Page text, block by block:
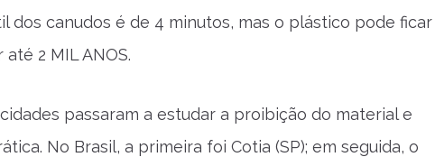
dos canudos é de 4 minutos, mas o plástico pode ficar
2 MIL ANOS.
passaram a estudar a proibição do material e
No Brasil, a primeira foi Cotia (SP); em seguida, o